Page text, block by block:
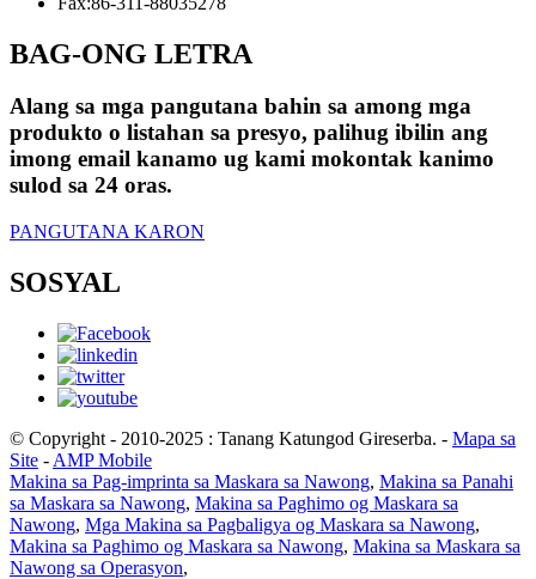
BAG-ONG LETRA
Alang sa mga pangutana bahin sa among mga
produkto o listahan sa presyo, palihug ibilin ang
imong email kanamo ug kami mokontak kanimo
sulod sa 24 oras.
PANGUTANA KARON
SOSYAL
© Copyright - 2010-2025 : Tanang Katungod Gireserba. - Mapa sa
Site - AMP Mobile
Makina sa Pag-imprinta sa Maskara sa Nawong, Makina sa Panahi
sa Maskara sa Nawong, Makina sa Paghimo og Maskara sa
Nawong, Mga Makina sa Pagbaligya og Maskara sa Nawong,
Makina sa Paghimo og Maskara sa Nawong, Makina sa Maskara sa
Nawong sa Operasyon,